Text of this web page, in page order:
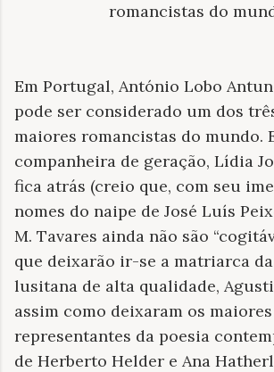
romancistas do
Em Portugal, António Lobo
pode ser considerado um dos
maiores romancistas do mundo.
companheira de geração, Lídia
fica atrás (creio que, com seu
nomes do naipe de José Luís
M. Tavares ainda não são
que deixarão ir-se a matriarca
lusitana de alta qualidade,
assim como deixaram os maiores
representantes da poesia
de Herberto Helder e Ana